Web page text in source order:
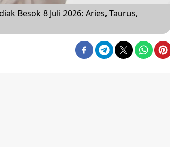
Besok 8 Juli 2026: Aries, Taurus,